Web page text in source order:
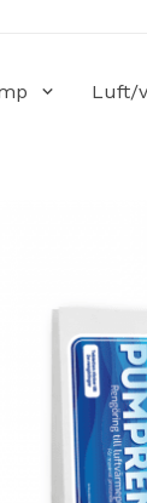
Luft/